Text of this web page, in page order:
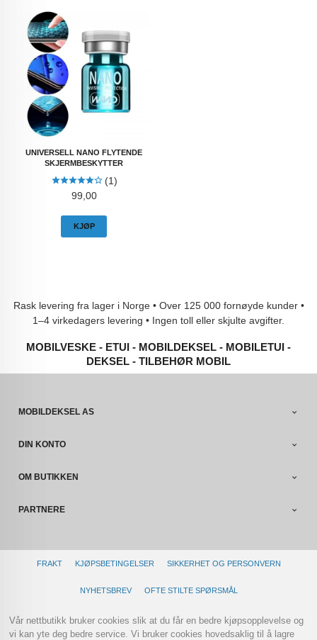
UNIVERSELL NANO FLYTENDE
SKJERMBESKYTTER
(1)
Pris
99,00
KJØP
Rask levering fra lager i Norge • Over 125 000 fornøyde kunder •
1–4 virkedagers levering • Ingen toll eller skjulte avgifter.
MOBILVESKE - ETUI - MOBILDEKSEL - MOBILETUI -
DEKSEL - TILBEHØR MOBIL
MOBILDEKSEL AS
DIN KONTO
OM BUTIKKEN
PARTNERE
FRAKT KJØPSBETINGELSER SIKKERHET OG PERSONVERN
NYHETSBREV OFTE STILTE SPØRSMÅL
Vår nettbutikk bruker cookies slik at du får en bedre kjøpsopplevelse og
vi kan yte deg bedre service. Vi bruker cookies hovedsaklig til å lagre